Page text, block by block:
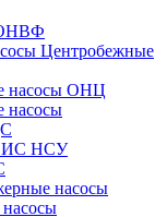
ОНВФ
Центробежные
насосы ОНЦ
насосы
НСУ
насосы